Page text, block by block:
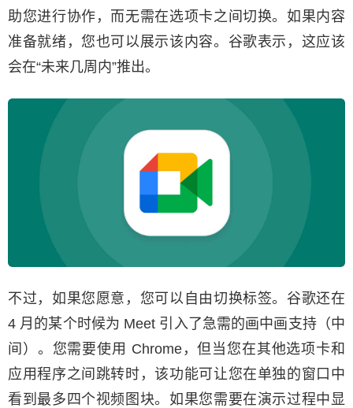
助您进行协作，而无需在选项卡之间切换。如果内容
准备就绪，您也可以展示该内容。谷歌表示，这应该
会在“未来几周内”推出。
不过，如果您愿意，您可以自由切换标签。谷歌还在
4 月的某个时候为 Meet 引入了急需的画中画支持（中
间）。您需要使用 Chrome，但当您在其他选项卡和
应用程序之间跳转时，该功能可让您在单独的窗口中
看到最多四个视频图块。如果您需要在演示过程中显